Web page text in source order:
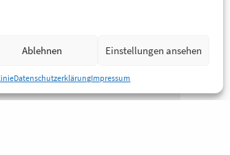
Ablehnen Einstellungen ansehen
DatenschutzerklärungImpressum